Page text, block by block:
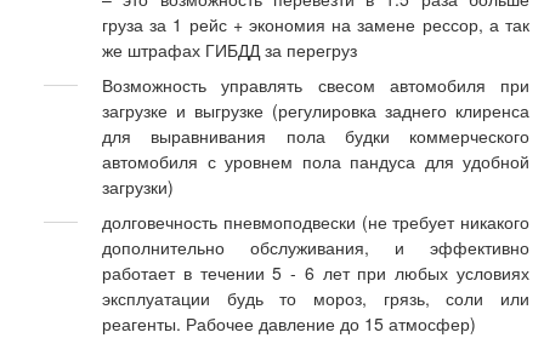
груза за 1 рейс + экономия на замене рессор, а так
же штрафах ГИБДД за перегруз
Возможность управлять свесом автомобиля при
загрузке и выгрузке (регулировка заднего клиренса
для выравнивания пола будки коммерческого
автомобиля с уровнем пола пандуса для удобной
загрузки)
долговечность пневмоподвески (не требует никакого
дополнительно обслуживания, и эффективно
работает в течении 5 - 6 лет при любых условиях
эксплуатации будь то мороз, грязь, соли или
реагенты. Рабочее давление до 15 атмосфер)